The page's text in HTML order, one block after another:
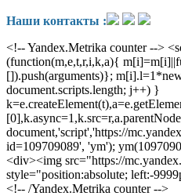
Наши контакты :
<!-- Yandex.Metrika counter -->
(function(m,e,t,r,i,k,a){
[]).push(arguments)};
document.scripts.length; j++) }
document,'script','https://
id=109709089', 'ym');
<div><img src="https://
style="position:absolute; left:-
<!-- /Yandex.Metrika counter -->